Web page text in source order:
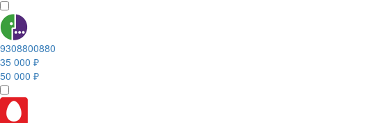
9308800880
35 000 ₽
50 000 ₽